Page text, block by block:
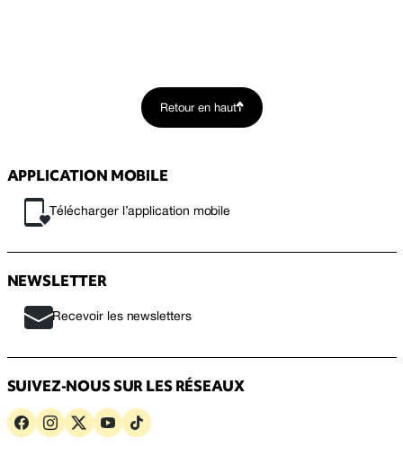
Retour en haut
APPLICATION MOBILE
Télécharger l’application mobile
NEWSLETTER
Recevoir les newsletters
SUIVEZ-NOUS SUR LES RÉSEAUX